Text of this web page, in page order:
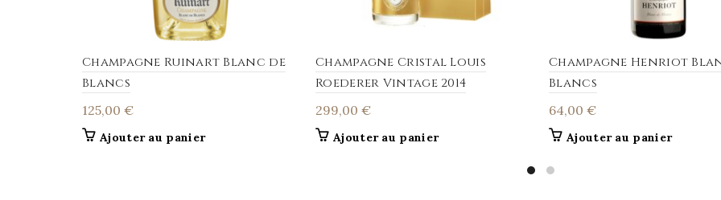
Champagne Ruinart Blanc de
Blancs
125,00 €
Ajouter au panier
Champagne Cristal Louis
Roederer Vintage 2014
299,00 €
Ajouter au panier
Champagne Henriot
Blancs
64,00 €
Ajouter au panier